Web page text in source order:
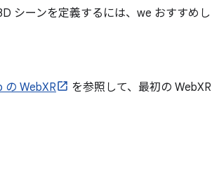
シーンを定義するには、we おすすめし
の WebXR
を参照して、最初の WebXR